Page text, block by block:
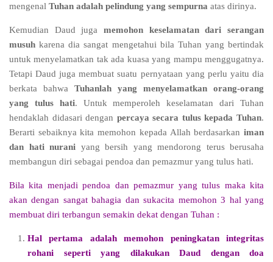
mengenal Tuhan adalah pelindung yang sempurna atas dirinya.
Kemudian Daud juga memohon keselamatan dari serangan
musuh karena dia sangat mengetahui bila Tuhan yang bertindak
untuk menyelamatkan tak ada kuasa yang mampu menggugatnya.
Tetapi Daud juga membuat suatu pernyataan yang perlu yaitu dia
berkata bahwa Tuhanlah yang menyelamatkan orang-orang
yang tulus hati. Untuk memperoleh keselamatan dari Tuhan
hendaklah didasari dengan percaya secara tulus kepada Tuhan.
Berarti sebaiknya kita memohon kepada Allah berdasarkan iman
dan hati nurani yang bersih yang mendorong terus berusaha
membangun diri sebagai pendoa dan pemazmur yang tulus hati.
Bila kita menjadi pendoa dan pemazmur yang tulus maka kita
akan dengan sangat bahagia dan sukacita memohon 3 hal yang
membuat diri terbangun semakin dekat dengan Tuhan :
Hal pertama adalah memohon peningkatan integritas
rohani seperti yang dilakukan Daud dengan doa